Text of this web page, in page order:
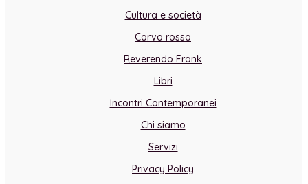
Cultura e società
Corvo rosso
Reverendo Frank
Libri
Incontri Contemporanei
Chi siamo
Servizi
Privacy Policy